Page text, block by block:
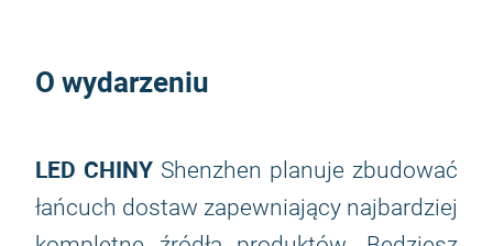
O wydarzeniu
LED CHINY Shenzhen planuje zbudować
łańcuch dostaw zapewniający najbardziej